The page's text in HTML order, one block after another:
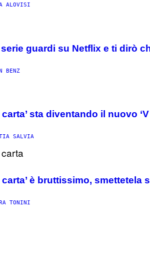
ALOVISI
guardi su Netflix e ti dirò
BENZ
carta’ sta diventando il nuovo
SALVIA
carta’ è bruttissimo, smettetela
TONINI